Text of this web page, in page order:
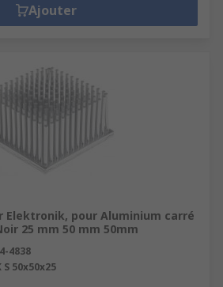
Ajouter
Elektronik, pour Aluminium carré
25 mm 50 mm 50mm
4838
S 50x50x25